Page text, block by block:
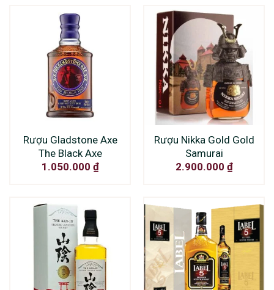
Rượu Gladstone Axe
The Black Axe
1.050.000 ₫
Rượu Nikka Gold Gold
Samurai
2.900.000 ₫